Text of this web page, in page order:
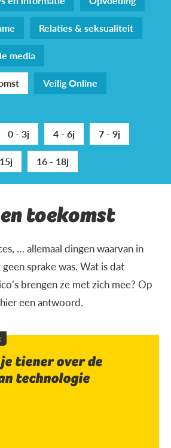
Relaties & seksualiteit
media
Veilig Online
0 - 3j 4 - 6j
7 - 9j
16 - 18j
toekomst
… allemaal dingen waarvan in
sprake was. Wat is dat
brengen ze met zich mee? Op
een antwoord.
tiener over de
technologie